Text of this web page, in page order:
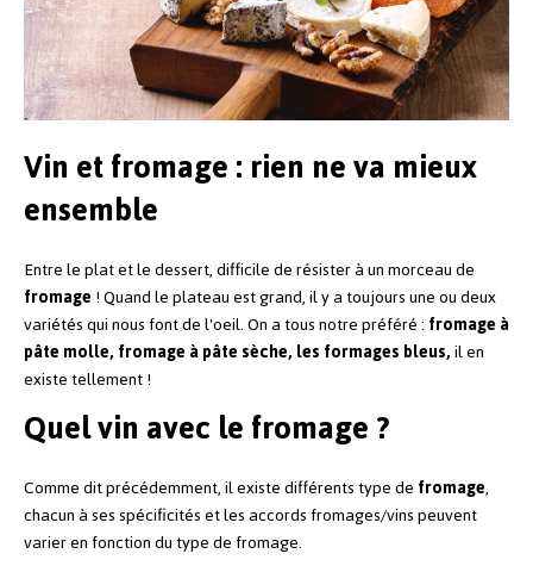
Vin et fromage : rien ne va mieux
ensemble
Entre le plat et le dessert, difficile de résister à un morceau de
fromage! Quand le plateau est grand, il y a toujours une ou deux
variétés qui nous font de l'oeil. On a tous notre préféré :fromage à
pâte molle, fromage à pâte sèche, les formages bleus,il en
existe tellement !
Quel vin avec le fromage ?
Comme dit précédemment, il existe différents type defromage,
chacun à ses spécificités et les accords fromages/vins peuvent
varier en fonction du type de fromage.